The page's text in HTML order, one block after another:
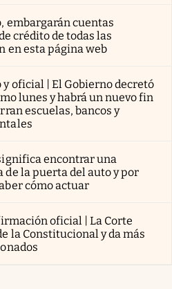
embargarán cuentas
crédito de todas las
en esta página web
oficial | El Gobierno decretó
lunes y habrá un nuevo fin
escuelas, bancos y
encontrar una
de la puerta del auto y por
cómo actuar
oficial | La Corte
la Constitucional y da más